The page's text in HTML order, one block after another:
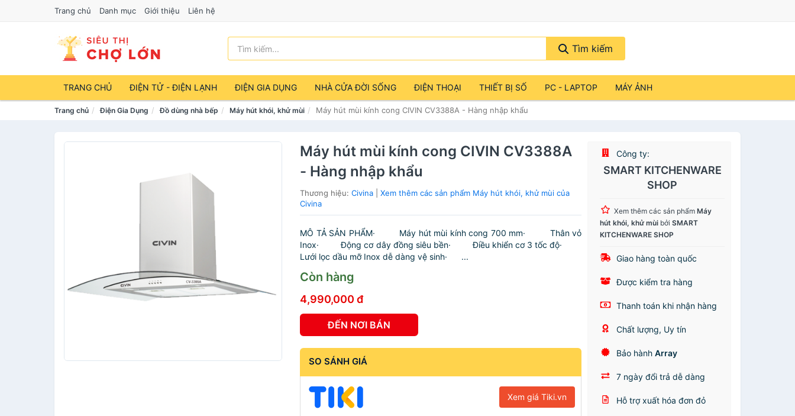
Trang chủ Danh mục Giới thiệu Liên hệ
Tìm kiếm
TRANG CHỦ ĐIỆN TỬ - ĐIỆN LẠNH ĐIỆN GIA DỤNG NHÀ CỬA ĐỜI SỐNG ĐIỆN THOẠI THIẾT BỊ SỐ PC - LAPTOP MÁY ẢNH
Trang chủ Điện Gia Dụng Đồ dùng nhà bếp Máy hút khói, khử mùi Máy hút mùi kính cong CIVIN CV3388A - Hàng nhập khẩu
Máy hút mùi kính cong CIVIN CV3388A
- Hàng nhập khẩu
Thương hiệu:Civina |Xem thêm các sản phẩm Máy hút khói, khử mùi của
Civina
MÔ TẢ SẢN PHẨM· Máy hút mùi kính cong 700 mm· Thân vỏ
Inox· Động cơ dây đồng siêu bền· Điều khiển cơ 3 tốc độ·
Lưới lọc dầu mỡ Inox dễ dàng vệ sinh· ...
Còn hàng
4,990,000 đ
ĐẾN NƠI BÁN
SO SÁNH GIÁ
Xem giá Tiki.vn
Công ty:
SMART KITCHENWARE
SHOP
Xem thêm các sản phẩmMáy
hút khói, khử mùi bởiSMART
KITCHENWARE SHOP
Giao hàng toàn quốc
Được kiểm tra hàng
Thanh toán khi nhận hàng
Chất lượng, Uy tín
Bảo hànhArray
7 ngày đổi trả dễ dàng
Hỗ trợ xuất hóa đơn đỏ